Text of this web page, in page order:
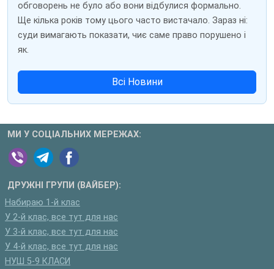
обговорень не було або вони відбулися формально.
Ще кілька років тому цього часто вистачало. Зараз ні:
суди вимагають показати, чиє саме право порушено і
як.
Всі Новини
МИ У СОЦІАЛЬНИХ МЕРЕЖАХ:
ДРУЖНІ ГРУПИ (ВАЙБЕР):
Набираю 1-й клас
У 2-й клас, все тут для нас
У 3-й клас, все тут для нас
У 4-й клас, все тут для нас
НУШ 5-9 КЛАСИ